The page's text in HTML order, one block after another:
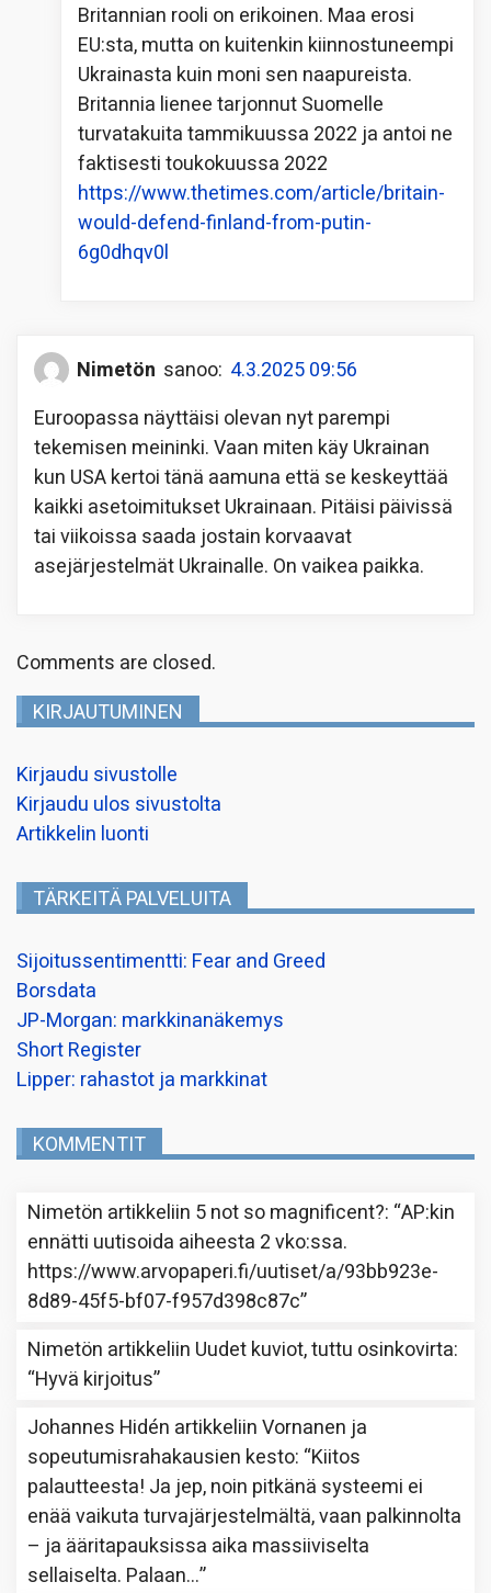
Britannian rooli on erikoinen. Maa erosi
EU:sta, mutta on kuitenkin kiinnostuneempi
Ukrainasta kuin moni sen naapureista.
Britannia lienee tarjonnut Suomelle
turvatakuita tammikuussa 2022 ja antoi ne
faktisesti toukokuussa 2022
https://www.thetimes.com/article/britain-
would-defend-finland-from-putin-
6g0dhqv0l
Nimetön sanoo: 4.3.2025 09:56
Euroopassa näyttäisi olevan nyt parempi
tekemisen meininki. Vaan miten käy Ukrainan
kun USA kertoi tänä aamuna että se keskeyttää
kaikki asetoimitukset Ukrainaan. Pitäisi päivissä
tai viikoissa saada jostain korvaavat
asejärjestelmät Ukrainalle. On vaikea paikka.
Comments are closed.
KIRJAUTUMINEN
Kirjaudu sivustolle
Kirjaudu ulos sivustolta
Artikkelin luonti
TÄRKEITÄ PALVELUITA
Sijoitussentimentti: Fear and Greed
Borsdata
JP-Morgan: markkinanäkemys
Short Register
Lipper: rahastot ja markkinat
KOMMENTIT
Nimetön artikkeliin 5 not so magnificent?: “AP:kin
ennätti uutisoida aiheesta 2 vko:ssa.
https://www.arvopaperi.fi/uutiset/a/93bb923e-
8d89-45f5-bf07-f957d398c87c”
Nimetön artikkeliin Uudet kuviot, tuttu osinkovirta:
“Hyvä kirjoitus”
Johannes Hidén artikkeliinVornanen ja
sopeutumisrahakausien kesto: “Kiitos
palautteesta! Ja jep, noin pitkänä systeemi ei
enää vaikuta turvajärjestelmältä, vaan palkinnolta
– ja ääritapauksissa aika massiiviselta
sellaiselta. Palaan…”